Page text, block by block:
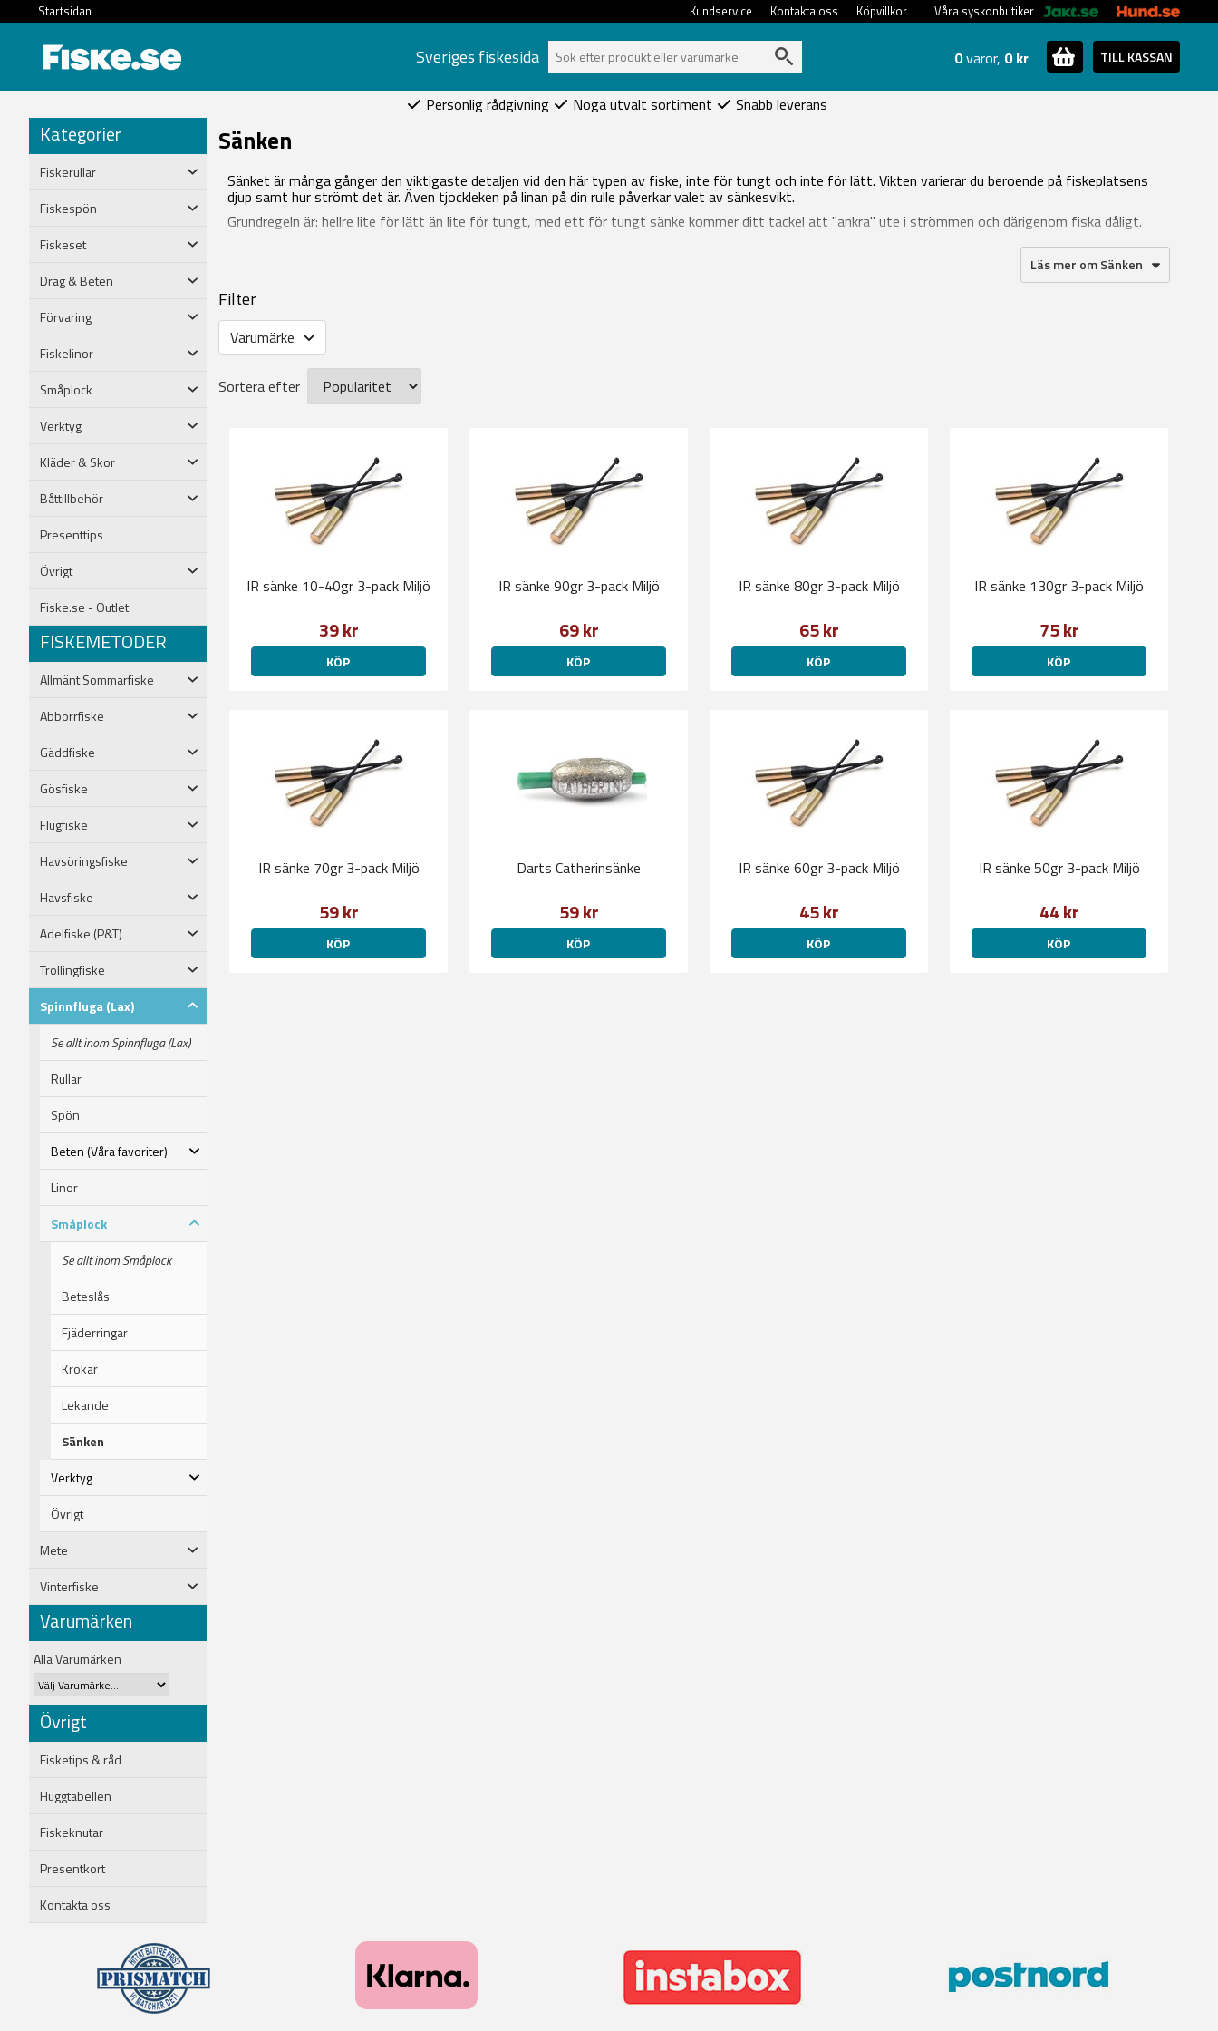
Startsidan Våra syskonbutiker
Köpvillkor
Kontakta oss
Kundservice
Sveriges fiskesida 0varor, 0 kr TILL KASSAN
Personlig rådgivning Noga utvalt sortiment Snabb leverans
Kategorier
Fiskerullar
Fiskespön
Fiskeset
Drag & Beten
Förvaring
Fiskelinor
Småplock
Verktyg
Kläder & Skor
Båttillbehör
Presenttips
Övrigt
Fiske.se - Outlet
FISKEMETODER
Allmänt Sommarfiske
Abborrfiske
Gäddfiske
Gösfiske
Flugfiske
Havsöringsfiske
Havsfiske
Ädelfiske (P&T)
Trollingfiske
Spinnfluga (Lax)
Se allt inom Spinnfluga (Lax)
Rullar
Spön
Beten (Våra favoriter)
Linor
Småplock
Se allt inom Småplock
Beteslås
Fjäderringar
Krokar
Lekande
Sänken
Verktyg
Övrigt
Mete
Vinterfiske
Varumärken
Alla Varumärken
Övrigt
Fisketips & råd
Huggtabellen
Fiskeknutar
Presentkort
Kontakta oss
Sänken
Sänket är många gånger den viktigaste detaljen vid den här typen av fiske, inte för tungt och inte för lätt. Vikten varierar du beroende på fiskeplatsens
djup samt hur strömt det är. Även tjockleken på linan på din rulle påverkar valet av sänkesvikt.
Grundregeln är: hellre lite för lätt än lite för tungt, med ett för tungt sänke kommer ditt tackel att "ankra" ute i strömmen och därigenom fiska dåligt.
Läs mer om Sänken
Filter
Varumärke
Sortera efter
IR sänke 10-40gr 3-pack Miljö
39 kr
KÖP
IR sänke 90gr 3-pack Miljö
69 kr
KÖP
IR sänke 80gr 3-pack Miljö
65 kr
KÖP
IR sänke 130gr 3-pack Miljö
75 kr
KÖP
IR sänke 70gr 3-pack Miljö
59 kr
KÖP
Darts Catherinsänke
59 kr
KÖP
IR sänke 60gr 3-pack Miljö
45 kr
KÖP
IR sänke 50gr 3-pack Miljö
44 kr
KÖP